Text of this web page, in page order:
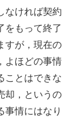
なければ契約
をもって終了
すが，現在の
よほどの事情
ことはできな
却，というの
事情にはなり